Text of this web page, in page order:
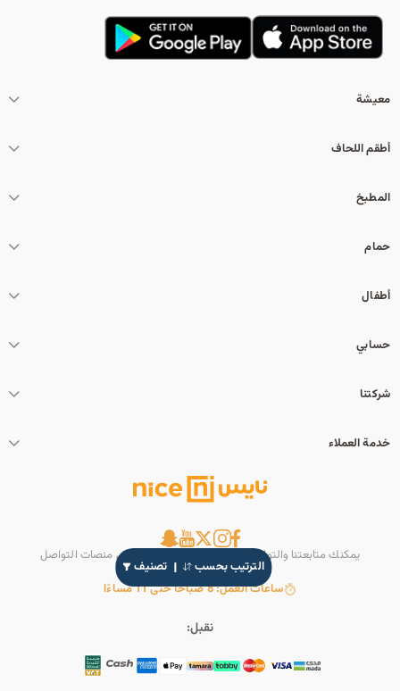
الترتيب بحسب تصنيف
معيشة
أطقم اللحاف
المطبخ
حمام
أطفال
حسابي
شركتنا
خدمة العملاء
يمكنك متابعتنا والتواصل معنا عبر حسابنا الرسمي على منصات التواصل
الاجتماعي
ساعات العمل: 8 صباحًا حتى 11 مساءًا
نقبل: